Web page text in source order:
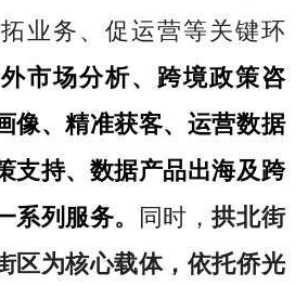
业务、促运营等关键环
市场分析、跨境政策咨
像、精准获客、运营数据
支持、数据产品出海及跨
系列服务。 同时，拱北街
区为核心载体，依托侨光